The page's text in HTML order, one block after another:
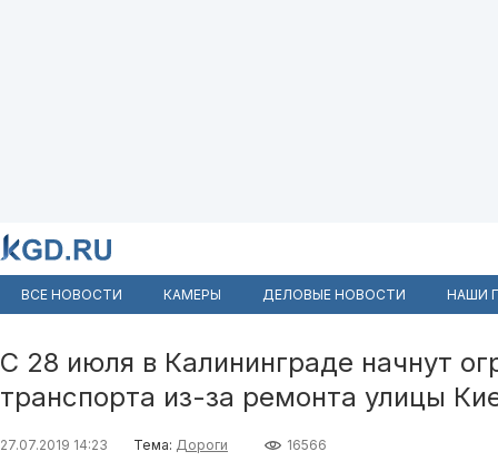
ВСЕ НОВОСТИ КАМЕРЫ ДЕЛОВЫЕ НОВОСТИ НАШИ
С 28 июля в Калининграде начнут
транспорта из-за ремонта улицы
27.07.2019 14:23 Тема: Дороги 16566